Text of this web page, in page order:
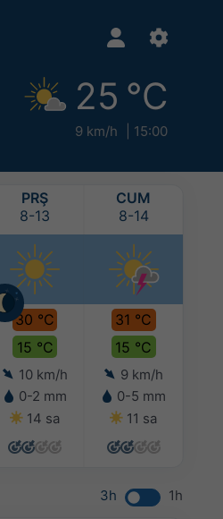
25 °C
9 km/h 15:00
PRŞ
8-13
30 °C
15 °C
10 km/h
0-2 mm
14 sa
CUM
8-14
31 °C
15 °C
9 km/h
0-5 mm
11 sa
3h 1h